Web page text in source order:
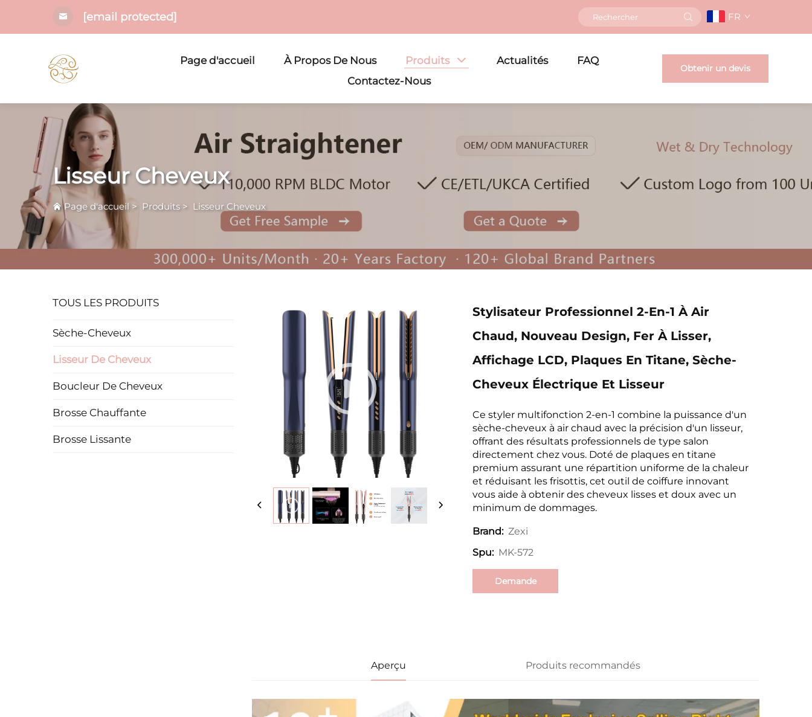
[email protected] FR
Page d'accueil À Propos De Nous Produits Actualités
FAQ
Contactez-Nous
Obtenir un devis
Lisseur Cheveux
Page d'accueil > Produits > Lisseur Cheveux
TOUS LES PRODUITS
Sèche-Cheveux
Lisseur De Cheveux
Boucleur De Cheveux
Brosse Chauffante
Brosse Lissante
Stylisateur Professionnel 2-En-1 À Air
Chaud, Nouveau Design, Fer À Lisser,
Affichage LCD, Plaques En Titane, Sèche-
Cheveux Électrique Et Lisseur
Ce styler multifonction 2-en-1 combine la puissance d'un
sèche-cheveux à air chaud avec la précision d'un lisseur,
offrant des résultats professionnels de type salon
directement chez vous. Doté de plaques en titane
premium assurant une répartition uniforme de la chaleur
et réduisant les frisottis, cet outil de coiffure innovant
vous aide à obtenir des cheveux lisses et doux avec un
minimum de dommages.
Brand: Zexi
Spu: MK-572
Demande
Aperçu Produits recommandés